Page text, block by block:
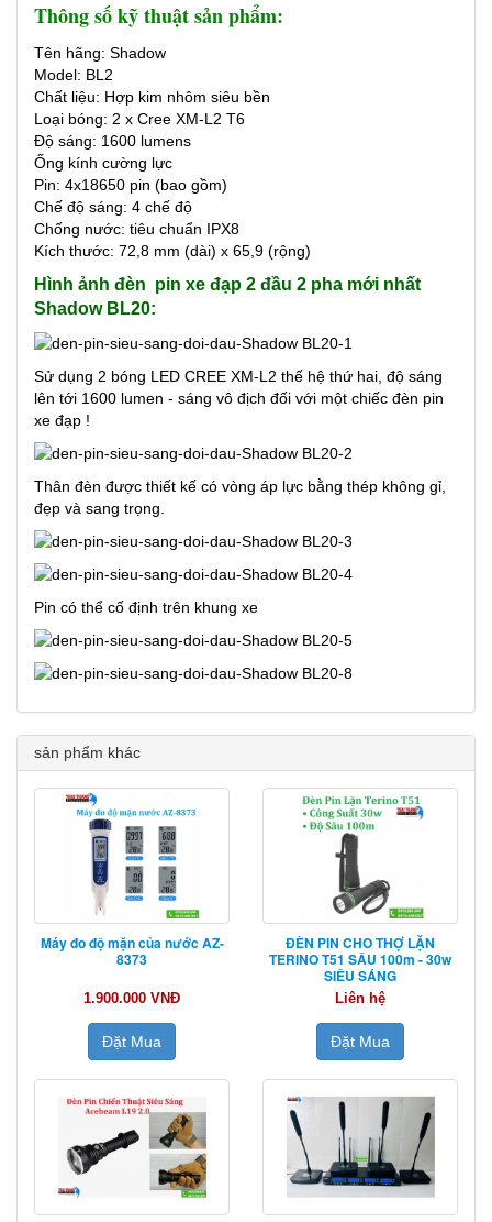
Thông số kỹ thuật sản phẩm:
Tên hãng: Shadow
Model: BL2
​Chất liệu: Hợp kim nhôm siêu bền
Loại bóng: 2 x Cree XM-L2 T6
Độ sáng: 1600 lumens
Ống kính cường lực
Pin: 4x18650 pin (bao gồm)
Chế độ sáng: 4 chế độ
Chống nước: tiêu chuẩn IPX8
Kích thước: 72,8 mm (dài) x 65,9 (rộng)
Hình ảnh đèn pin xe đạp 2 đầu 2 pha mới nhất
Shadow BL20:
Sử dụng 2 bóng LED CREE XM-L2 thế hệ thứ hai, độ sáng
lên tới 1600 lumen - sáng vô địch đối với một chiếc đèn pin
xe đạp !
Thân đèn được thiết kế có vòng áp lực bằng thép không gỉ,
đẹp và sang trọng
Pin có thể cố định trên khung xe
sản phẩm khác
Máy đo độ mặn của nước AZ-
8373
1.900.000 VNĐ
Đặt Mua
ĐÈN PIN CHO THỢ LẶN
TERINO T51 SÂU 100m - 30w
SIÊU SÁNG
Liên hệ
Đặt Mua